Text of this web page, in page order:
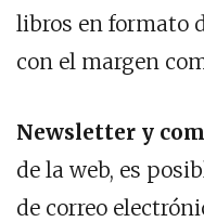
libros en formato
con el margen
Newsletter y
de la web, es
de correo